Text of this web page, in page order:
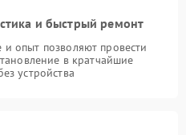
и быстрый ремонт
опыт позволяют провести
в кратчайшие
устройства